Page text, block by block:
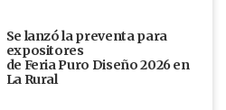
Se lanzó la preventa para
expositores
de Feria Puro Diseño 2026 en
La Rural